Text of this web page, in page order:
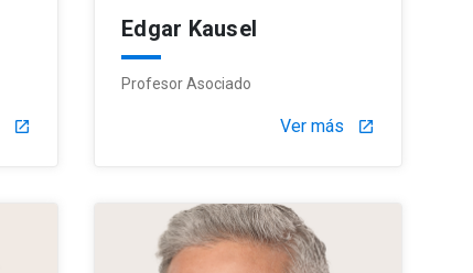
launch
Edgar Kausel
Profesor Asociado
Ver más launch